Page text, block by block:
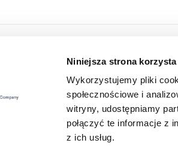
Niniejsza strona
Wykorzystujemy pliki
społecznościowe i
witryny, udostępniamy
połączyć te informacje z
z ich usług.
Seat: ul. Hippiczna 2, 84-207 Koleczkowo
Statistical number (REGON): 360987881
E-mail:
office@colwayinternational.com